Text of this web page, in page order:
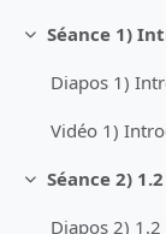
Collapse
Collapse